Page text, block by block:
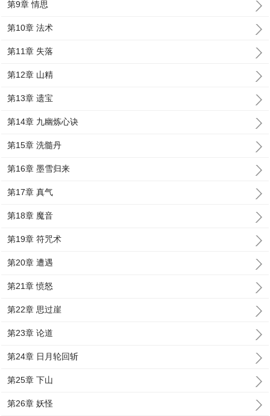
第9章 情思
第10章 法术
第11章 失落
第12章 山精
第13章 遗宝
第14章 九幽炼心诀
第15章 洗髓丹
第16章 墨雪归来
第17章 真气
第18章 魔音
第19章 符咒术
第20章 遭遇
第21章 愤怒
第22章 思过崖
第23章 论道
第24章 日月轮回斩
第25章 下山
第26章 妖怪